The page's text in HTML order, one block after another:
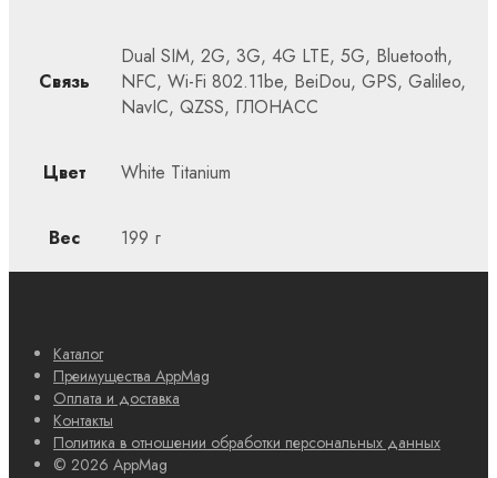
Связь
Dual SIM, 2G, 3G, 4G LTE, 5G, Bluetooth,
NFC, Wi-Fi 802.11be, BeiDou, GPS, Galileo,
NavIC, QZSS, ГЛОНАСС
Цвет White Titanium
Вес 199 г
Каталог
Преимущества AppMag
Оплата и доставка
Контакты
Политика в отношении обработки персональных данных
© 2026 AppMag